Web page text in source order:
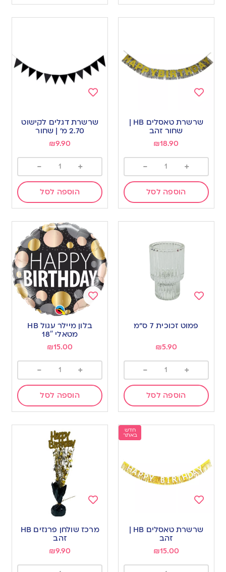
to
wishlist
שרשרת טאסלים HB |
שחור זהב
₪18.90
+
-
הוספה לסל
to
wishlist
שרשרת דגלים לקישוט
2.70 מ’ | שחור
₪9.90
+
-
הוספה לסל
פמוט זכוכית 7 ס”מ
₪5.90
+
-
הוספה לסל
Add
wishlist
בלון מיילר עגול HB
מטאלי 18″
₪15.00
+
-
הוספה לסל
חדש
באתר
to
wishlist
שרשרת טאסלים HB |
זהב
₪15.00
to
wishlist
מרכז שולחן פרנזים HB
זהב
₪9.90